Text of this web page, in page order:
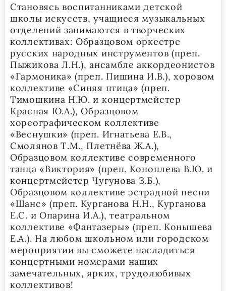
Становясь воспитанниками детской
школы искусств, учащиеся музыкальных
отделений занимаются в творческих
коллективах: Образцовом оркестре
русских народных инструментов (преп.
Пыжикова Л.Н.), ансамбле аккордеонистов
«Гармоника» (преп. Пишина И.В.), хоровом
коллективе «Синяя птица» (преп.
Тимошкина Н.Ю. и концертмейстер
Красная Ю.А.), Образцовом
хореографическом коллективе
«Веснушки» (преп. Игнатьева Е.В.,
Смолянов Т.М., Плетнёва Ж.А.),
Образцовом коллективе современного
танца «Виктория» (преп. Коноплева В.Ю. и
концертмейстер Чугунова З.Б.),
Образцовом коллективе эстрадной песни
«Шанс» (преп. Курганова Н.Н., Курганова
Е.С. и Опарина И.А.), театральном
коллективе «Фантазеры» (преп. Конышева
Е.А.). На любом школьном или городском
мероприятии вы сможете насладиться
концертными номерами наших
замечательных, ярких, трудолюбивых
коллективов!